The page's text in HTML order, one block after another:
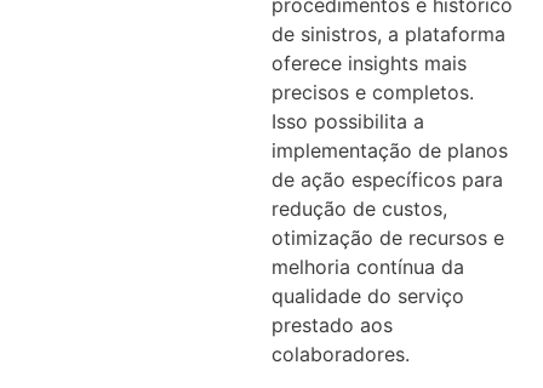
de sinistros, a plataforma
oferece insights mais
precisos e completos.
Isso possibilita a
implementação de planos
de ação específicos para
redução de custos,
otimização de recursos e
melhoria contínua da
qualidade do serviço
prestado aos
colaboradores.